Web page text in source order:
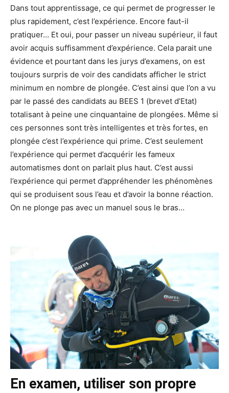
Dans tout apprentissage, ce qui permet de progresser le
plus rapidement, c’est l’expérience. Encore faut-il
pratiquer… Et oui, pour passer un niveau supérieur, il faut
avoir acquis suffisamment d’expérience. Cela parait une
évidence et pourtant dans les jurys d’examens, on est
toujours surpris de voir des candidats afficher le strict
minimum en nombre de plongée. C’est ainsi que l’on a vu
par le passé des candidats au BEES 1 (brevet d’Etat)
totalisant à peine une cinquantaine de plongées. Même si
ces personnes sont très intelligentes et très fortes, en
plongée c’est l’expérience qui prime. C’est seulement
l’expérience qui permet d’acquérir les fameux
automatismes dont on parlait plus haut. C’est aussi
l’expérience qui permet d’appréhender les phénomènes
qui se produisent sous l’eau et d’avoir la bonne réaction.
On ne plonge pas avec un manuel sous le bras…
En examen, utiliser son propre